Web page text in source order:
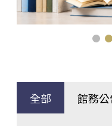
全部 館務公